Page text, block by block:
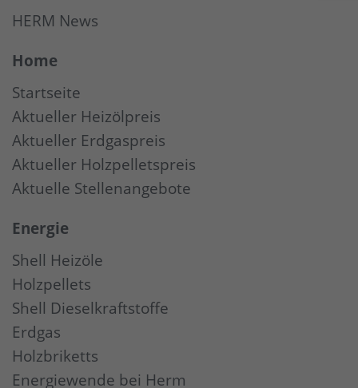
HERM News
Home
Startseite
Aktueller Heizölpreis
Aktueller Erdgaspreis
Aktueller Holzpelletspreis
Aktuelle Stellenangebote
Energie
Shell Heizöle
Holzpellets
Shell Dieselkraftstoffe
Erdgas
Holzbriketts
Energiewende bei Herm